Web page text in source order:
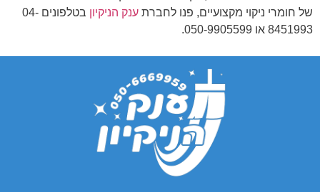
של חומרי ניקוי מקצועיים, פנו לחברת ענק הניקיון
בטלפונים 04-
8451993 או 050-9905599.